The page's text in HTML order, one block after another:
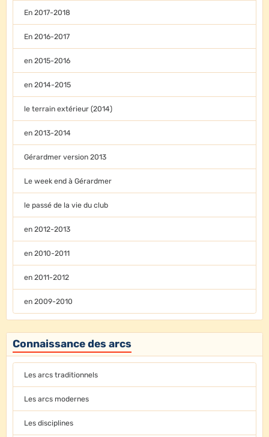
En 2017-2018
En 2016-2017
en 2015-2016
en 2014-2015
le terrain extérieur (2014)
en 2013-2014
Gérardmer version 2013
Le week end à Gérardmer
le passé de la vie du club
en 2012-2013
en 2010-2011
en 2011-2012
en 2009-2010
Connaissance des arcs
Les arcs traditionnels
Les arcs modernes
Les disciplines